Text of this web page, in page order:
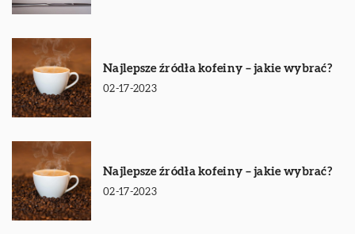
Najlepsze źródła kofeiny – jakie wybrać?
02-17-2023
Najlepsze źródła kofeiny – jakie wybrać?
02-17-2023